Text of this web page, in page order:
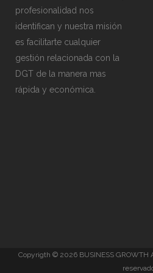
profesionalidad nos
identifican y nuestra misión
es facilitarte cualquier
gestión relacionada con la
DGT de la manera mas
rápida y económica.
Copyrigth © 2026 BUSINESS GROWTH